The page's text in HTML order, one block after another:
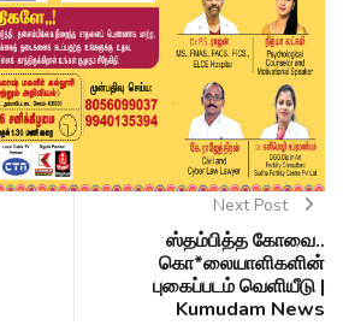
Next Post
ஸ்தம்பித்த கோவை..
கொ*லையாளிகளின்
புகைப்படம் வெளியீடு |
Kumudam News